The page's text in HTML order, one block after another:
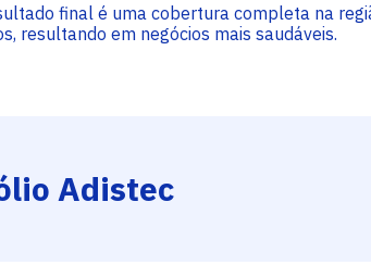
final é uma cobertura completa na
resultando em negócios mais saudáveis.
Adistec